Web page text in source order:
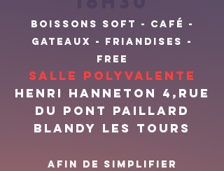
BOISSONS SOFT - CAFé -
GATEAUX - FRIANDISES -
FR EE
Salle Polyvalente
henri hanneton 4,rue
du pont Paillard
Blandy les Tours
Afin de simplifier